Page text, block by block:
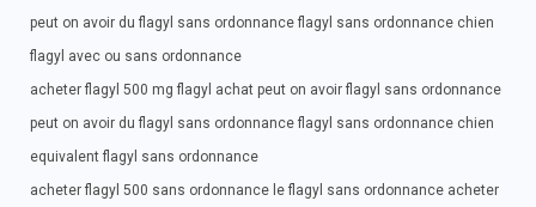
peut on avoir du flagyl sans ordonnance flagyl sans ordonnance chien
flagyl avec ou sans ordonnance
acheter flagyl 500 mg flagyl achat peut on avoir flagyl sans ordonnance
peut on avoir du flagyl sans ordonnance flagyl sans ordonnance chien
equivalent flagyl sans ordonnance
acheter flagyl 500 sans ordonnance le flagyl sans ordonnance acheter